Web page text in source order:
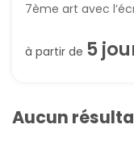
7ème art avec
à partir de 5
Aucun